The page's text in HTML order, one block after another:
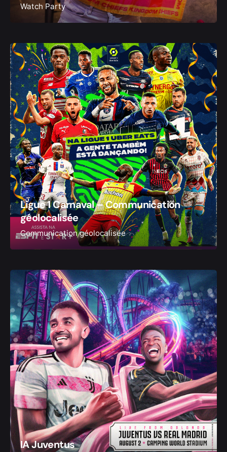
Watch Party
Ligue 1 Carnaval – Communication
géolocalisée
Communication géolocalisée
IA Juventus